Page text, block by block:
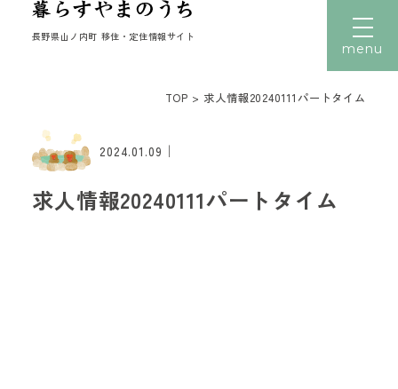
長野県山ノ内町 移住・定住情報サイト
文字サイズ 小 中 大
働く
menu
TOP > 求人情報20240111パートタイム
2024.01.09 ｜
求人情報20240111パートタイム